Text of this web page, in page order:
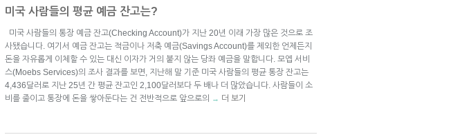
미국 사람들의 평균 예금 잔고는?
미국 사람들의 통장 예금 잔고(Checking Account)가 지난 20년 이래 가장 많은 것으로 조
사됐습니다. 여기서 예금 잔고는 적금이나 저축 예금(Savings Account)를 제외한 언제든지
돈을 자유롭게 이체할 수 있는 대신 이자가 거의 붙지 않는 당좌 예금을 말합니다. 모엡 서비
스(Moebs Services)의 조사 결과를 보면, 지난해 말 기준 미국 사람들의 평균 통장 잔고는
4,436달러로 지난 25년 간 평균 잔고인 2,100달러보다 두 배나 더 많았습니다. 사람들이 소
비를 줄이고 통장에 돈을 쌓아둔다는 건 전반적으로 앞으로의
→ 더 보기